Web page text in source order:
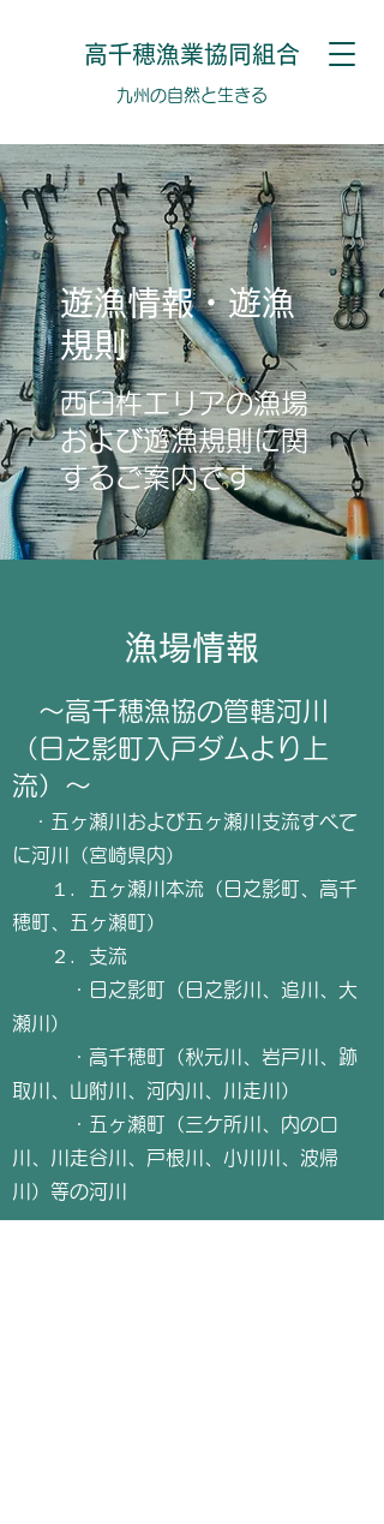
高千穂漁業協同組合
​​九州の自然と生きる
​​遊漁情報・遊漁
規則
西臼杵エリアの漁場
および遊漁規則に関
するご案内です
​漁場情報
​ ～高千穂漁協の管轄河川
（日之影町入戸ダムより上
流）～
・五ヶ瀬川および五ヶ瀬川支流すべて
に河川（宮崎県内）
１．五ヶ瀬川本流（日之影町、高千
穂町、五ヶ瀬町）
２．支流
・日之影町（日之影川、追川、大
瀬川）
・高千穂町（秋元川、岩戸川、跡
取川、山附川、河内川、川走川）
・五ヶ瀬町（三ケ所川、内の口
川、川走谷川、戸根川、小川川、波帰
川）等の河川